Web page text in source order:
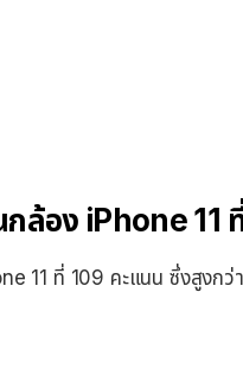
ล้อง iPhone 11
11 ที่ 109 คะแนน ซึ่งสูงก